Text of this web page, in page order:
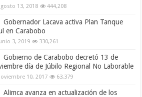
13, 2018 444,208
Gobernador Lacava activa Plan Tanque
en Carabobo
3, 2019 330,261
Gobierno de Carabobo decretó 13 de
día de Júbilo Regional No Laborable
10, 2017 63,379
Alimca avanza en actualización de los